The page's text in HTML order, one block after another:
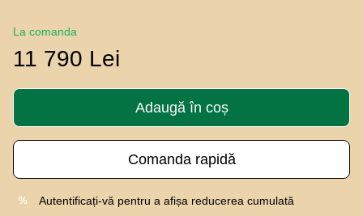
La comanda
11 790 Lei
Adaugă în coș
Comanda rapidă
% Autentificați-vă pentru a afișa reducerea cumulată